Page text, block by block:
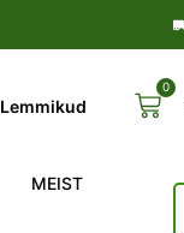
Lemmikud
0
MEIST